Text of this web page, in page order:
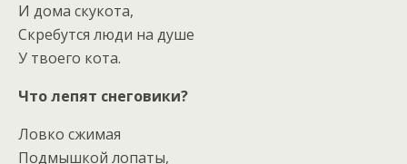
И дома скукота,
Скребутся люди на душе
У твоего кота.
Что лепят снеговики?
Ловко сжимая
Подмышкой лопаты,